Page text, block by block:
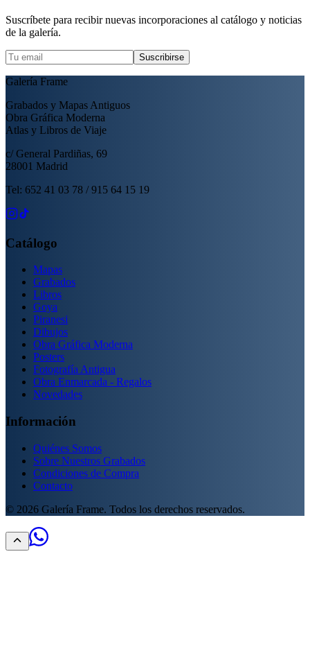
Suscríbete para recibir nuevas incorporaciones al catálogo y noticias
de la galería.
Suscribirse
Galería Frame
Grabados y Mapas Antiguos
Obra Gráfica Moderna
Atlas y Libros de Viaje
c/ General Pardiñas, 69
28001 Madrid
Tel: 652 41 03 78 / 915 64 15 19
Catálogo
Mapas
Grabados
Libros
Goya
Piranesi
Dibujos
Obra Gráfica Moderna
Posters
Fotografía Antigua
Obra Enmarcada - Regalos
Novedades
Información
Quiénes Somos
Sobre Nuestros Grabados
Condiciones de Compra
Contacto
© 2026 Galería Frame. Todos los derechos reservados.